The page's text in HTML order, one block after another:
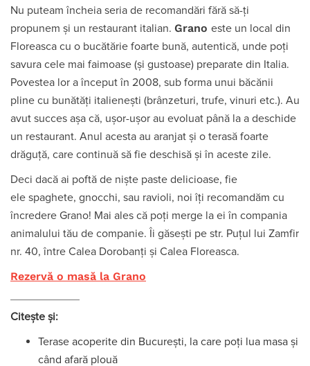
Nu puteam încheia seria de recomandări fără să-ți
propunem și un restaurant italian. Grano este un local din
Floreasca cu o bucătărie foarte bună, autentică, unde poți
savura cele mai faimoase (și gustoase) preparate din Italia.
Povestea lor a început în 2008, sub forma unui băcănii
pline cu bunătăți italienești (brânzeturi, trufe, vinuri etc.). Au
avut succes așa că, ușor-ușor au evoluat până la a deschide
un restaurant. Anul acesta au aranjat și o terasă foarte
drăguță, care continuă să fie deschisă și în aceste zile.
Deci dacă ai poftă de niște paste delicioase, fie
ele spaghete, gnocchi, sau ravioli, noi îți recomandăm cu
încredere Grano! Mai ales că poți merge la ei în compania
animalului tău de companie. Îi găsești pe str. Puţul lui Zamfir
nr. 40, între Calea Dorobanți și Calea Floreasca.
Rezervă o masă la Grano
Citește și:
Terase acoperite din București, la care poți lua masa și
când afară plouă